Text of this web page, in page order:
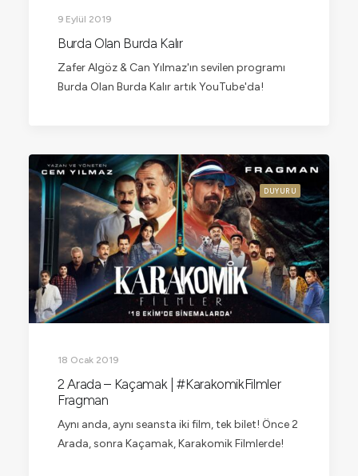
9 Eylül 2019
Burda Olan Burda Kalır
Zafer Algöz & Can Yılmaz'ın sevilen programı
Burda Olan Burda Kalır artık YouTube'da!
DUYURU
18 Ocak 2019
2 Arada – Kaçamak | #KarakomikFilmler
Fragman
Aynı anda, aynı seansta iki film, tek bilet! Önce 2
Arada, sonra Kaçamak, Karakomik Filmlerde!